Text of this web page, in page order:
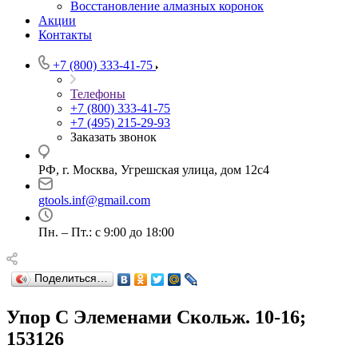
Восстановление алмазных коронок
Акции
Контакты
+7 (800) 333-41-75
Телефоны
+7 (800) 333-41-75
+7 (495) 215-29-93
Заказать звонок
РФ, г. Москва, Угрешская улица, дом 12с4
gtools.inf@gmail.com
Пн. – Пт.: с 9:00 до 18:00
Поделиться…
Упор С Элеменами Скольж. 10-16;
153126